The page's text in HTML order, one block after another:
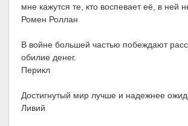
мне кажутся те, кто воспевает её, в ней
Ромен Роллан
В войне большей частью побеждают
обилие денег.
Перикл
Достигнутый мир лучше и надежнее
Ливий